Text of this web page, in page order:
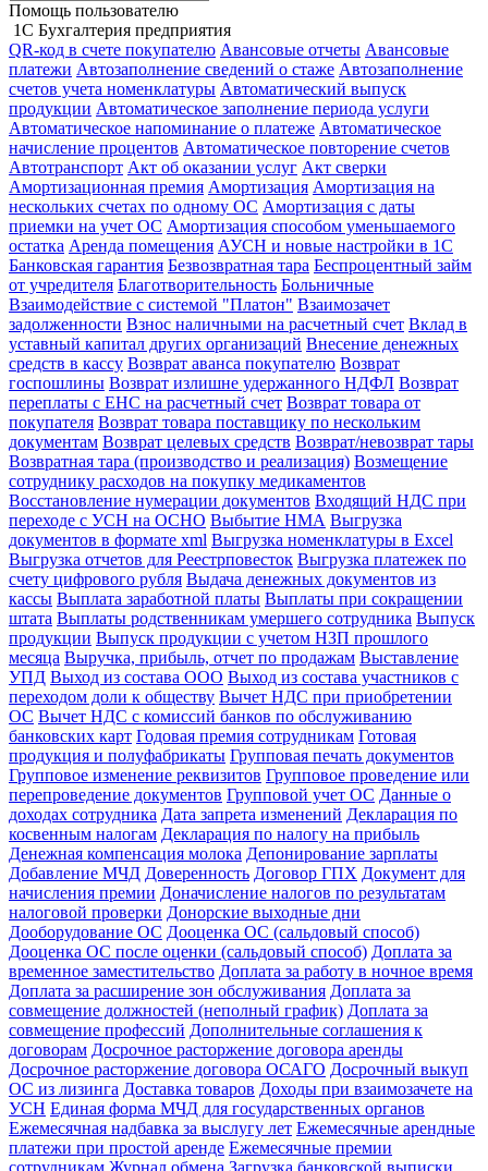
Помощь пользователю
1С Бухгалтерия предприятия
QR-код в счете покупателю Авансовые отчеты Авансовые
платежи Автозаполнение сведений о стаже Автозаполнение
счетов учета номенклатуры Автоматический выпуск
продукции Автоматическое заполнение периода услуги
Автоматическое напоминание о платеже Автоматическое
начисление процентов Автоматическое повторение счетов
Автотранспорт Акт об оказании услуг Акт сверки
Амортизационная премия Амортизация Амортизация на
нескольких счетах по одному ОС Амортизация с даты
приемки на учет ОС Амортизация способом уменьшаемого
остатка Аренда помещения АУСН и новые настройки в 1С
Банковская гарантия Безвозвратная тара Беспроцентный займ
от учредителя Благотворительность Больничные
Взаимодействие с системой "Платон" Взаимозачет
задолженности Взнос наличными на расчетный счет Вклад в
уставный капитал других организаций Внесение денежных
средств в кассу Возврат аванса покупателю Возврат
госпошлины Возврат излишне удержанного НДФЛ Возврат
переплаты с ЕНС на расчетный счет Возврат товара от
покупателя Возврат товара поставщику по нескольким
документам Возврат целевых средств Возврат/невозврат тары
Возвратная тара (производство и реализация) Возмещение
сотруднику расходов на покупку медикаментов
Восстановление нумерации документов Входящий НДС при
переходе с УСН на ОСНО Выбытие НМА Выгрузка
документов в формате xml Выгрузка номенклатуры в Excel
Выгрузка отчетов для Реестрповесток Выгрузка платежек по
счету цифрового рубля Выдача денежных документов из
кассы Выплата заработной платы Выплаты при сокращении
штата Выплаты родственникам умершего сотрудника Выпуск
продукции Выпуск продукции с учетом НЗП прошлого
месяца Выручка, прибыль, отчет по продажам Выставление
УПД Выход из состава ООО Выход из состава участников с
переходом доли к обществу Вычет НДС при приобретении
ОС Вычет НДС с комиссий банков по обслуживанию
банковских карт Годовая премия сотрудникам Готовая
продукция и полуфабрикаты Групповая печать документов
Групповое изменение реквизитов Групповое проведение или
перепроведение документов Групповой учет ОС Данные о
доходах сотрудника Дата запрета изменений Декларация по
косвенным налогам Декларация по налогу на прибыль
Денежная компенсация молока Депонирование зарплаты
Добавление МЧД Доверенность Договор ГПХ Документ для
начисления премии Доначисление налогов по результатам
налоговой проверки Донорские выходные дни
Дооборудование ОС Дооценка ОС (сальдовый способ)
Дооценка ОС после оценки (сальдовый способ) Доплата за
временное заместительство Доплата за работу в ночное время
Доплата за расширение зон обслуживания Доплата за
совмещение должностей (неполный график) Доплата за
совмещение профессий Дополнительные соглашения к
договорам Досрочное расторжение договора аренды
Досрочное расторжение договора ОСАГО Досрочный выкуп
ОС из лизинга Доставка товаров Доходы при взаимозачете на
УСН Единая форма МЧД для государственных органов
Ежемесячная надбавка за выслугу лет Ежемесячные арендные
платежи при простой аренде Ежемесячные премии
сотрудникам Журнал обмена Загрузка банковской выписки